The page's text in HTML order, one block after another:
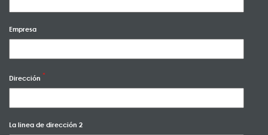
Empresa
Dirección
La linea de dirección 2